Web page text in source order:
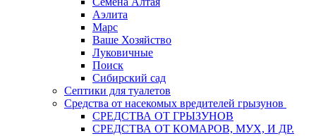
Аэлита
Марс
Ваше Хозяйство
Луковичные
Поиск
Сибирский сад
Септики для туалетов
Средства от насекомых вредителей грызунов
СPEДСТВА ОТ ГРЫЗУНОВ
СРЕДСТВА ОТ КОМАРОВ, МУХ, И ДР.